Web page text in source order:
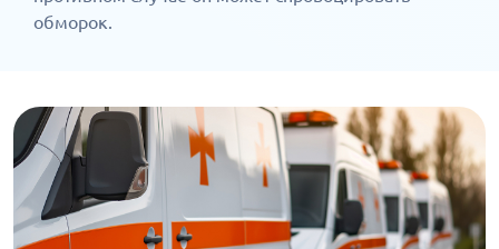
обморок.